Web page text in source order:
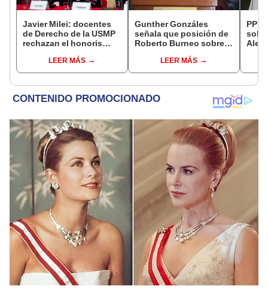
Javier Milei: docentes
de Derecho de la USMP
rechazan el honoris
presidente de Argentina
LEER MÁS
Gunther Gonzáles
señala que posición de
Roberto Burneo sobre
Aliaga no representan al
JNE
LEER MÁS
PPK